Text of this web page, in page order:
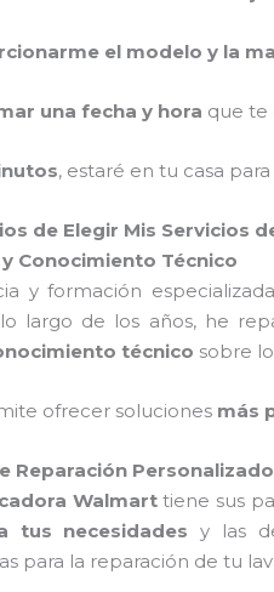
el modelo y la
una fecha y hora que te
, estaré en tu casa para
de Elegir Mis Servicios
y Conocimiento Técnico
y formación
largo de los años, he
técnico sobre
ofrecer soluciones más
Reparación Personalizado
Walmarttiene sus
tus necesidades y las
para la reparación de tu